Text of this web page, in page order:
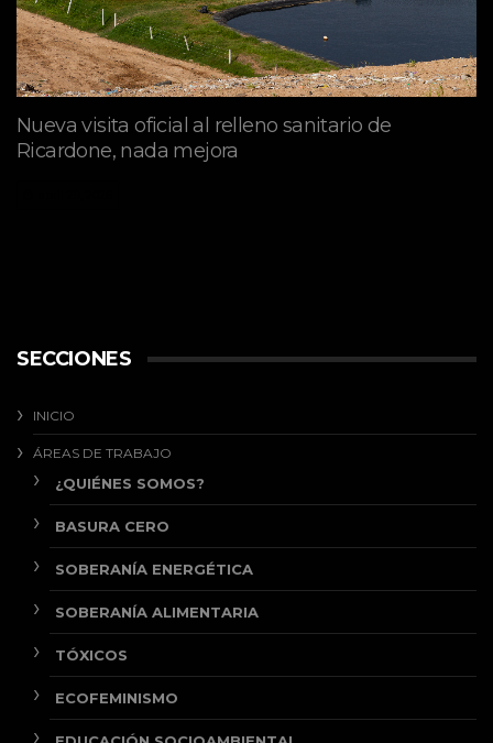
Nueva visita oficial al relleno sanitario de
Ricardone, nada mejora
SECCIONES
INICIO
ÁREAS DE TRABAJO
¿QUIÉNES SOMOS?
BASURA CERO
SOBERANÍA ENERGÉTICA
SOBERANÍA ALIMENTARIA
TÓXICOS
ECOFEMINISMO